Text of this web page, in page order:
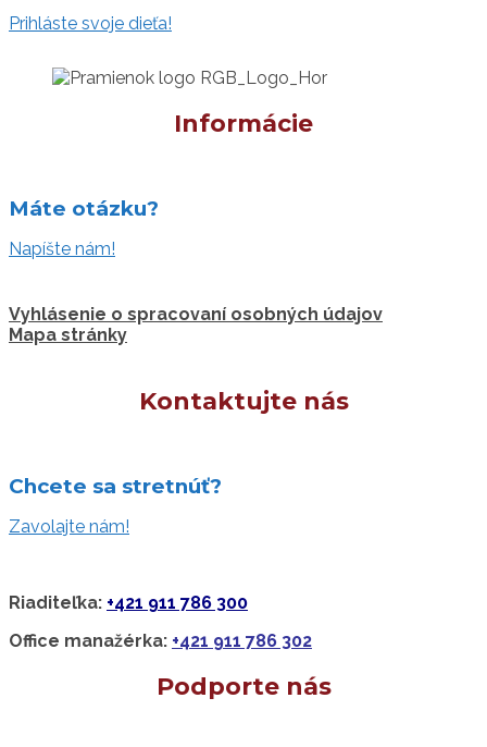
Prihláste svoje dieťa!
Informácie
Máte otázku?
Napíšte nám!
Vyhlásenie o spracovaní osobných údajov
Mapa stránky
Kontaktujte nás
Chcete sa stretnúť?
Zavolajte nám!
Riaditeľka: +421 911 786 300
Office manažérka: +421 911 786 302
Podporte nás